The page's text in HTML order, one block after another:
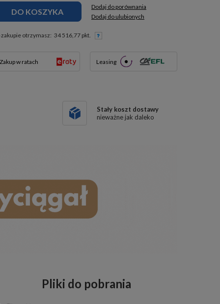
DO KOSZYKA
Dodaj do porównania
Dodaj do ulubionych
zakupie otrzymasz: 34 516,77 pkt.
Zakup w ratach Leasing
Stały koszt dostawy
nieważne jak daleko
Pliki do pobrania